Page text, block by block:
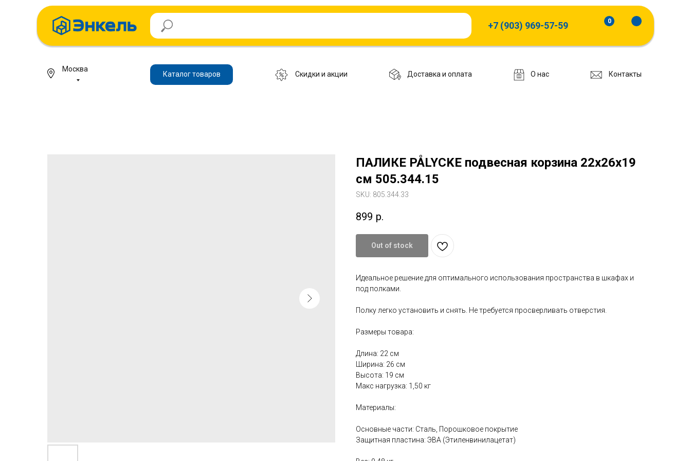
+7 (903) 969-57-59 0
Контакты
О нас
Доставка и оплата
Скидки и акции
Каталог товаров
Москва
ПАЛИКЕ PÅLYCKE подвесная корзина 22x26x19
см 505.344.15
SKU: 805.344.33
899 р.
Out of stock
Идеальное решение для оптимального использования пространства в шкафах и
под полками.
Полку легко установить и снять. Не требуется просверливать отверстия.
Размеры товара:
Длина: 22 см
Ширина: 26 см
Высота: 19 см
Макс нагрузка: 1,50 кг
Материалы:
Основные части: Сталь, Порошковое покрытие
Защитная пластина: ЭВА (Этиленвинилацетат)